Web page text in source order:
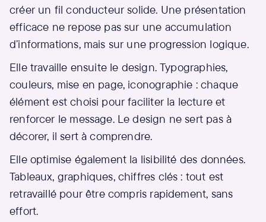
créer un fil conducteur solide. Une présentation
efficace ne repose pas sur une accumulation
d’informations, mais sur une progression logique.
Elle travaille ensuite le design. Typographies,
couleurs, mise en page, iconographie : chaque
élément est choisi pour faciliter la lecture et
renforcer le message. Le design ne sert pas à
décorer, il sert à comprendre.
Elle optimise également la lisibilité des données.
Tableaux, graphiques, chiffres clés : tout est
retravaillé pour être compris rapidement, sans
effort.